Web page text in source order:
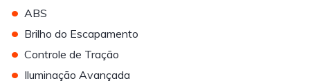
• ABS
• Brilho do Escapamento
• Controle de Tração
• Iluminação Avançada